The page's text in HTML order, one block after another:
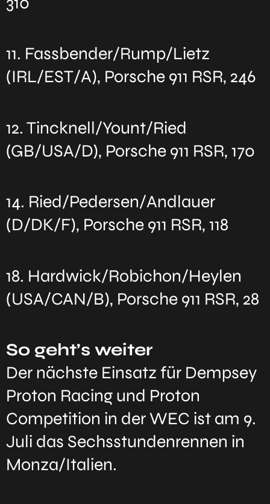
11. Fassbender/Rump/Lietz
(IRL/EST/A), Porsche 911 RSR, 246
12. Tincknell/Yount/Ried
(GB/USA/D), Porsche 911 RSR, 170
14. Ried/Pedersen/Andlauer
(D/DK/F), Porsche 911 RSR, 118
18. Hardwick/Robichon/Heylen
(USA/CAN/B), Porsche 911 RSR, 28
So geht’s weiter
Der nächste Einsatz für Dempsey
Proton Racing und Proton
Competition in der WEC ist am 9.
Juli das Sechsstundenrennen in
Monza/Italien.